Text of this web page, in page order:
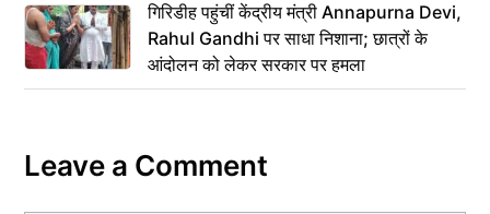
गिरिडीह पहुंचीं केंद्रीय मंत्री Annapurna Devi,
Rahul Gandhi पर साधा निशाना; छात्रों के
आंदोलन को लेकर सरकार पर हमला
Leave a Comment